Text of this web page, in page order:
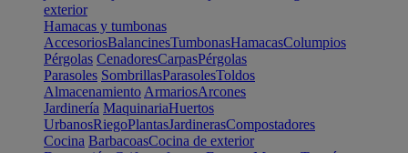
exterior
Hamacas y tumbonas
AccesoriosBalancinesTumbonasHamacasColumpios
Pérgolas CenadoresCarpasPérgolas
Parasoles SombrillasParasolesToldos
Almacenamiento ArmariosArcones
Jardinería MaquinariaHuertos
UrbanosRiegoPlantasJardinerasCompostadores
Cocina BarbacoasCocina de exterior